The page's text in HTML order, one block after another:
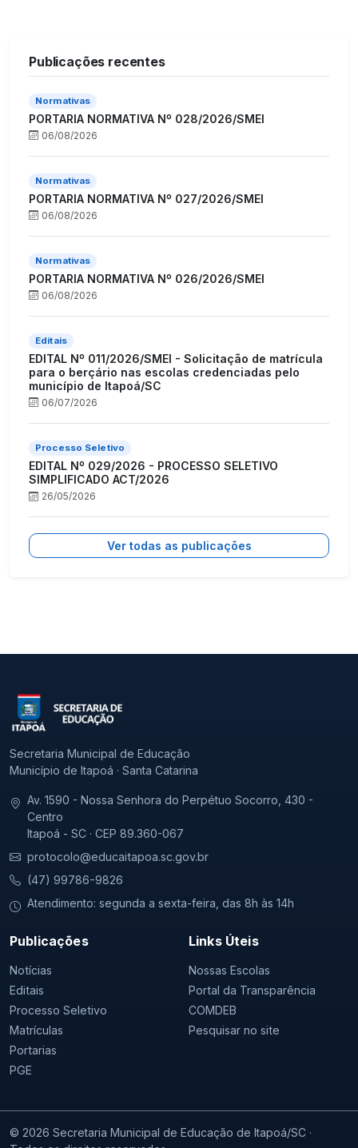
Publicações recentes
Normativas
PORTARIA NORMATIVA Nº 028/2026/SMEI
06/08/2026
Normativas
PORTARIA NORMATIVA Nº 027/2026/SMEI
06/08/2026
Normativas
PORTARIA NORMATIVA Nº 026/2026/SMEI
06/08/2026
Editais
EDITAL Nº 011/2026/SMEI - Solicitação de matrícula
para o berçário nas escolas credenciadas pelo
município de Itapoá/SC
06/07/2026
Processo Seletivo
EDITAL Nº 029/2026 - PROCESSO SELETIVO
SIMPLIFICADO ACT/2026
26/05/2026
Ver todas as publicações
Secretaria Municipal de Educação
Município de Itapoá · Santa Catarina
Av. 1590 - Nossa Senhora do Perpétuo Socorro, 430 -
Centro
Itapoá - SC · CEP 89.360-067
protocolo@educaitapoa.sc.gov.br
(47) 99786-9826
Atendimento: segunda a sexta-feira, das 8h às 14h
Publicações
Notícias
Editais
Processo Seletivo
Matrículas
Portarias
PGE
Links Úteis
Nossas Escolas
Portal da Transparência
COMDEB
Pesquisar no site
© 2026 Secretaria Municipal de Educação de Itapoá/SC ·